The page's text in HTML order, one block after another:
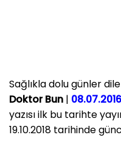
Sağlıkla dolu günler
Doktor Bun |
yazısı ilk bu tarihte
19.10.2018 tarihinde